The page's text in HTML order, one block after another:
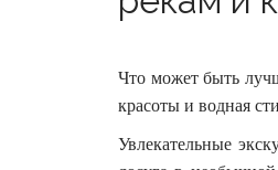
Что может быть
красоты и водная
Увлекательные